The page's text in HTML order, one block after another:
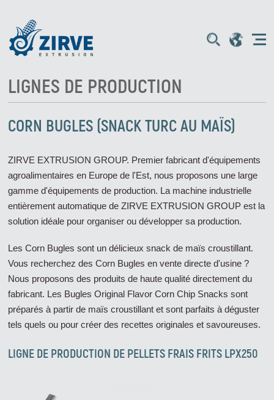
LIGNES DE PRODUCTION
CORN BUGLES (SNACK TURC AU MAÏS)
ZIRVE EXTRUSION GROUP. Premier fabricant d'équipements
agroalimentaires en Europe de l'Est, nous proposons une large
gamme d'équipements de production. La machine industrielle
entièrement automatique de ZIRVE EXTRUSION GROUP est la
solution idéale pour organiser ou développer sa production.
Les Corn Bugles sont un délicieux snack de maïs croustillant.
Vous recherchez des Corn Bugles en vente directe d'usine ?
Nous proposons des produits de haute qualité directement du
fabricant. Les Bugles Original Flavor Corn Chip Snacks sont
préparés à partir de maïs croustillant et sont parfaits à déguster
tels quels ou pour créer des recettes originales et savoureuses.
LIGNE DE PRODUCTION DE PELLETS FRAIS FRITS LPX250